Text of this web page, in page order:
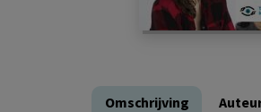
Omschrijving